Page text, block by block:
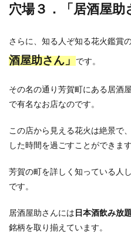
穴場３．「居酒屋助
さらに、知る人ぞ知る花火鑑賞
酒屋助さん」です。
その名の通り芳賀町にある居酒
で有名なお店なのです。
この店から見える花火は絶景で
した時間を過ごすことができます
芳賀の町を詳しく知っている人
です。
居酒屋助さんには日本酒飲み放
銘柄を取り揃えています。